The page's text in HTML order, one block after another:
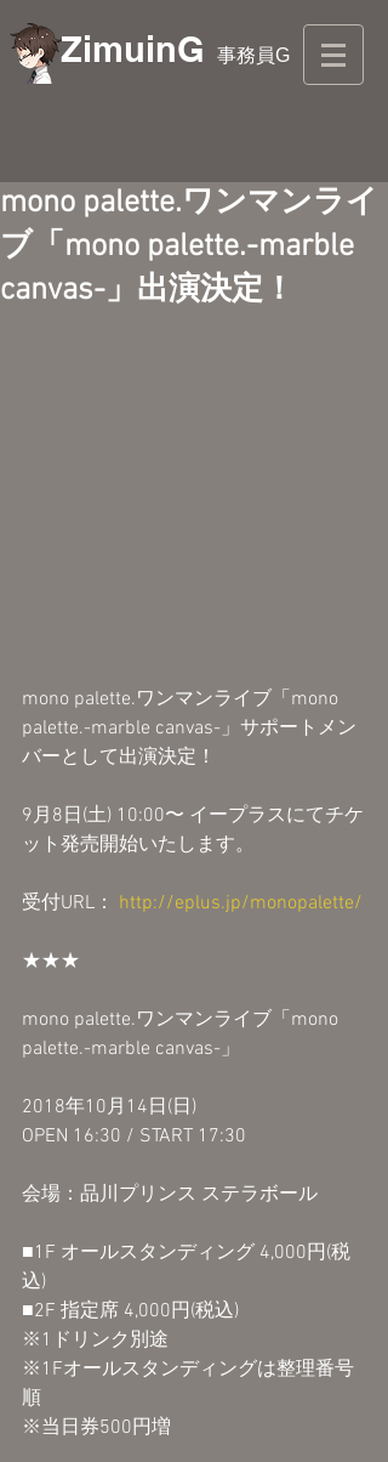
ZimuinG 事務員G
mono palette.ワンマンライ
ブ「mono palette.-marble
canvas-」出演決定！
mono palette.ワンマンライブ「mono
palette.-marble canvas-」サポートメン
バーとして出演決定！
9月8日(土) 10:00〜 イープラスにてチケ
ット発売開始いたします。
受付URL： http://eplus.jp/monopalette/
★★★
mono palette.ワンマンライブ「mono
palette.-marble canvas-」
2018年10月14日(日)
OPEN 16:30 / START 17:30
会場：品川プリンス ステラボール
■1F オールスタンディング 4,000円(税
込)
■2F 指定席 4,000円(税込)
※1ドリンク別途
※1Fオールスタンディングは整理番号
順
※当日券500円増